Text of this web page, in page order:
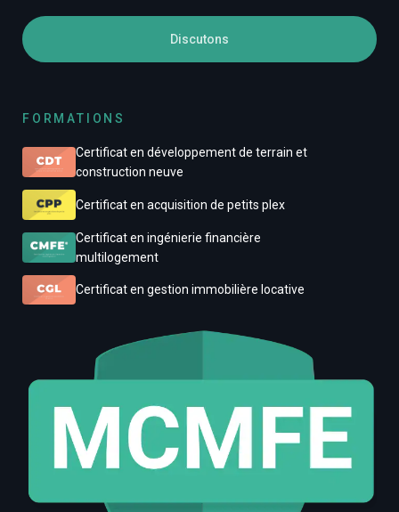
Discutons
FORMATIONS
Certificat en développement de terrain et
construction neuve
Certificat en acquisition de petits plex
Certificat en ingénierie financière
multilogement
Certificat en gestion immobilière locative